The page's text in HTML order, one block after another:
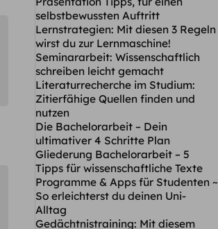
selbstbewussten Auftritt
Lernstrategien: Mit diesen 3 Regeln
wirst du zur Lernmaschine!
Seminararbeit: Wissenschaftlich
schreiben leicht gemacht
Literaturrecherche im Studium:
Zitierfähige Quellen finden und
nutzen
Die Bachelorarbeit – Dein
ultimativer 4 Schritte Plan
Gliederung Bachelorarbeit – 5
Tipps für wissenschaftliche Texte
Programme & Apps für Studenten ~
So erleichterst du deinen Uni-
Alltag
Gedächtnistraining: Mit diesem